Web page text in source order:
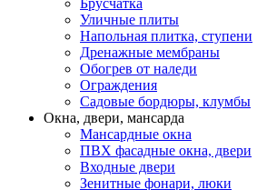
Уличные плиты
Напольная плитка, ступени
Дренажные мембраны
Обогрев от наледи
Ограждения
Садовые бордюры, клумбы
Окна, двери, мансарда
Мансардные окна
ПВХ фасадные окна, двери
Входные двери
Зенитные фонари, люки